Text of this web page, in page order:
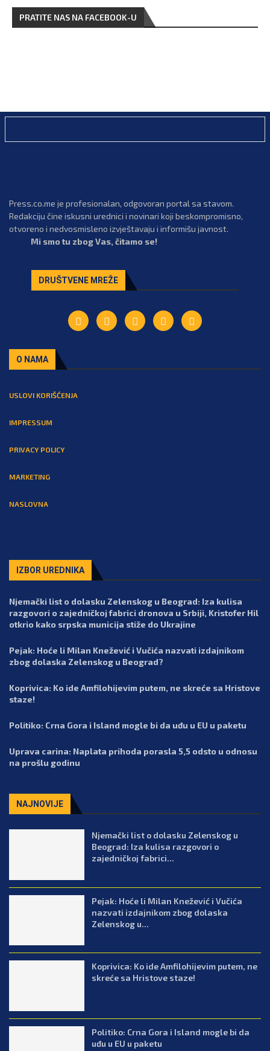
PRATITE NAS NA FACEBOOK-U
Press.co.me je profesionalan, odgovoran portal sa stavom.
Redakciju čine iskusni urednici i novinari koji beskompromisno,
otvoreno i nedvosmisleno izvještavaju i informišu javnost.
Mi smo tu zbog Vas, čitamo se!
DRUŠTVENE MREŽE
O NAMA
USLOVI KORIŠĆENJA
IMPRESSUM
PRIVACY POLICY
MARKETING
NASLOVNA
IZBOR UREDNIKA
Njemački list o dolasku Zelenskog u Beograd: Iza kulisa
razgovori o zajedničkoj fabrici dronova u Srbiji, Kristofer Hil
otkrio kako srpska municija stiže do Ukrajine
Pejak: Hoće li Milan Knežević i Vučića nazvati izdajnikom
zbog dolaska Zelenskog u Beograd?
Koprivica: Ko ide Amfilohijevim putem, ne skreće sa Hristove
staze!
Politiko: Crna Gora i Island mogle bi da uđu u EU u paketu
Uprava carina: Naplata prihoda porasla 5,5 odsto u odnosu
na prošlu godinu
NAJNOVIJE
Njemački list o dolasku Zelenskog u
Beograd: Iza kulisa razgovori o
zajedničkoj fabrici...
Pejak: Hoće li Milan Knežević i Vučića
nazvati izdajnikom zbog dolaska
Zelenskog u...
Koprivica: Ko ide Amfilohijevim putem, ne
skreće sa Hristove staze!
Politiko: Crna Gora i Island mogle bi da
uđu u EU u paketu